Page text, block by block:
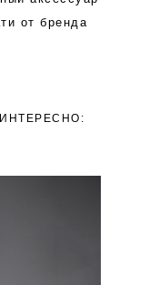
от бренда